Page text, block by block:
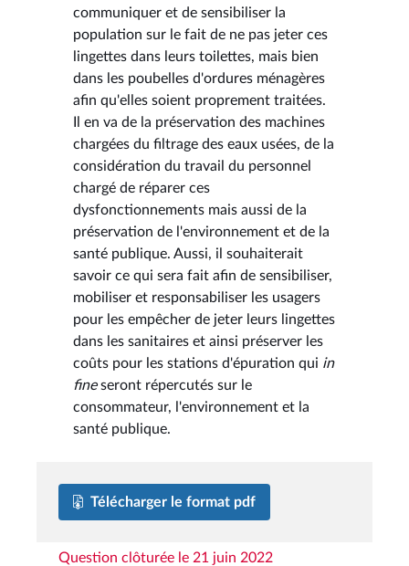
communiquer et de sensibiliser la
population sur le fait de ne pas jeter ces
lingettes dans leurs toilettes, mais bien
dans les poubelles d'ordures ménagères
afin qu'elles soient proprement traitées.
Il en va de la préservation des machines
chargées du filtrage des eaux usées, de la
considération du travail du personnel
chargé de réparer ces
dysfonctionnements mais aussi de la
préservation de l'environnement et de la
santé publique. Aussi, il souhaiterait
savoir ce qui sera fait afin de sensibiliser,
mobiliser et responsabiliser les usagers
pour les empêcher de jeter leurs lingettes
dans les sanitaires et ainsi préserver les
coûts pour les stations d'épuration qui in
fineseront répercutés sur le
consommateur, l'environnement et la
santé publique.
Télécharger le format pdf
Question clôturée le 21 juin 2022